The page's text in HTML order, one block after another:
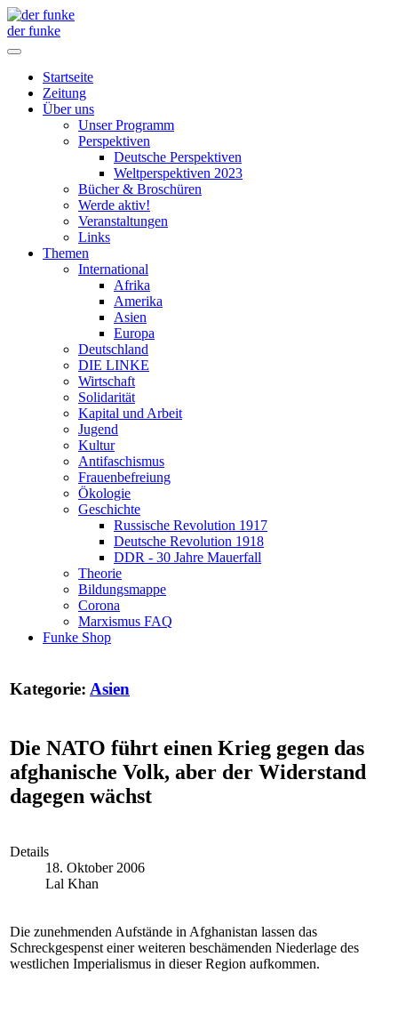
der funke
Startseite
Zeitung
Über uns
Unser Programm
Perspektiven
Deutsche Perspektiven
Weltperspektiven 2023
Bücher & Broschüren
Werde aktiv!
Veranstaltungen
Links
Themen
International
Afrika
Amerika
Asien
Europa
Deutschland
DIE LINKE
Wirtschaft
Solidarität
Kapital und Arbeit
Jugend
Kultur
Antifaschismus
Frauenbefreiung
Ökologie
Geschichte
Russische Revolution 1917
Deutsche Revolution 1918
DDR - 30 Jahre Mauerfall
Theorie
Bildungsmappe
Corona
Marxismus FAQ
Funke Shop
Kategorie: Asien
Die NATO führt einen Krieg gegen das
afghanische Volk, aber der Widerstand
dagegen wächst
Details
18. Oktober 2006
Lal Khan
Die zunehmenden Aufstände in Afghanistan lassen das
Schreckgespenst einer weiteren beschämenden Niederlage des
westlichen Imperialismus in dieser Region aufkommen.